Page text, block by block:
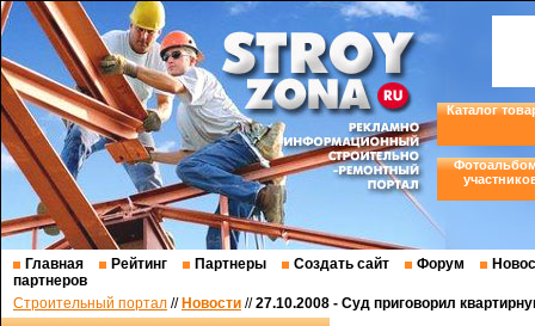
Каталог
Главная Рейтинг Партнеры Создать сайт Форум
партнеров
Строительный портал // Новости //27.10.2008 - Суд приговорил